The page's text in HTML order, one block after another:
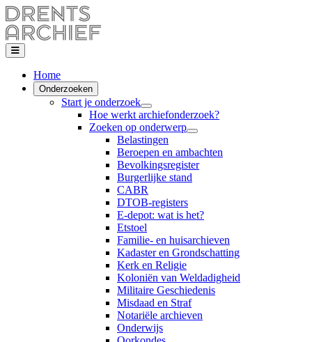
Home
Onderzoeken
Start je onderzoek
Hoe werkt archiefonderzoek?
Zoeken op onderwerp
Belastingen
Beroepen en ambachten
Bevolkingsregister
Burgerlijke stand
CABR
DTOB-registers
E-depot: wat is het?
Etstoel
Familie- en huisarchieven
Kadaster en Grondschatting
Kerk en Religie
Koloniën van Weldadigheid
Militaire Geschiedenis
Misdaad en Straf
Notariële archieven
Onderwijs